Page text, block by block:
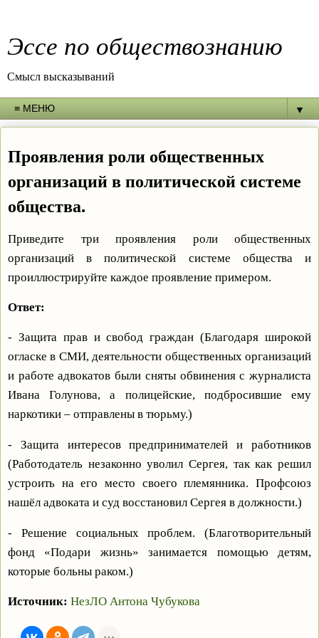
Эссе по обществознанию
Смысл высказываний
▼
Проявления роли общественных
организаций в политической системе
общества.
Приведите три проявления роли общественных
организаций в политической системе общества и
проиллюстрируйте каждое проявление примером.
Ответ:
- Защита прав и свобод граждан (Благодаря широкой
огласке в СМИ, деятельности общественных организаций
и работе адвокатов были сняты обвинения с журналиста
Ивана Голунова, а полицейские, подбросившие ему
наркотики – отправлены в тюрьму.)
- Защита интересов предпринимателей и работников
(Работодатель незаконно уволил Сергея, так как решил
устроить на его место своего племянника. Профсоюз
нашёл адвоката и суд восстановил Сергея в должности.)
- Решение социальных проблем. (Благотворительный
фонд «Подари жизнь» занимается помощью детям,
которые больны раком.)
Источник: НезЛО Антона Чубукова